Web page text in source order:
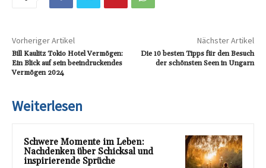
Vorheriger Artikel
Bill Kaulitz Tokio Hotel Vermögen:
Ein Blick auf sein beeindruckendes
Vermögen 2024
Nächster Artikel
Die 10 besten Tipps für den Besuch
der schönsten Seen in Ungarn
Weiterlesen
Schwere Momente im Leben:
Nachdenken über Schicksal und
inspirierende Sprüche